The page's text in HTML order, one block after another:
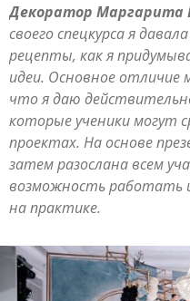
Декоратор Маргарита
своего спецкурса я
рецепты, как я
идеи. Основное отличие
что я даю
которые ученики могут
проектах. На основе
затем разослана всем
возможность работать
на практике.